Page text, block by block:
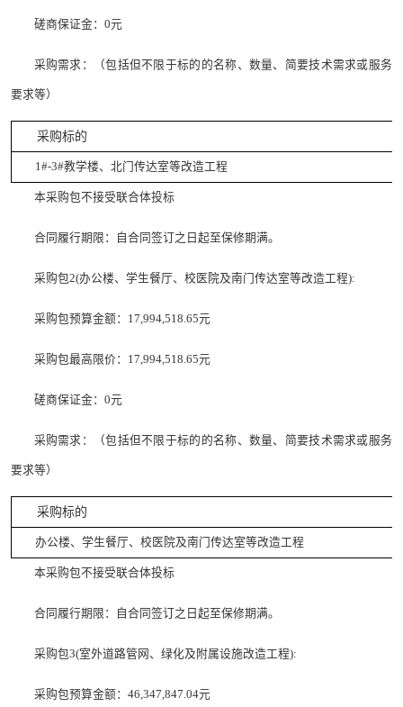
磋商保证金：0元
采购需求：（包括但不限于标的的名称、数量、简要技术需求或服务
要求等）
采购标的
1#-3#教学楼、北门传达室等改造工程
本采购包不接受联合体投标
合同履行期限：自合同签订之日起至保修期满。
采购包2(办公楼、学生餐厅、校医院及南门传达室等改造工程):
采购包预算金额：17,994,518.65元
采购包最高限价：17,994,518.65元
磋商保证金：0元
采购需求：（包括但不限于标的的名称、数量、简要技术需求或服务
要求等）
采购标的
办公楼、学生餐厅、校医院及南门传达室等改造工程
本采购包不接受联合体投标
合同履行期限：自合同签订之日起至保修期满。
采购包3(室外道路管网、绿化及附属设施改造工程):
采购包预算金额：46,347,847.04元